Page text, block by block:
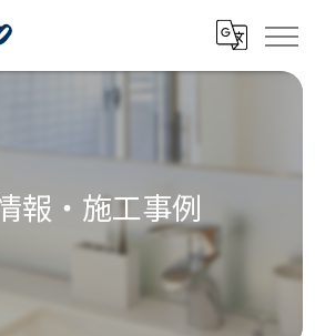
報・施工事例